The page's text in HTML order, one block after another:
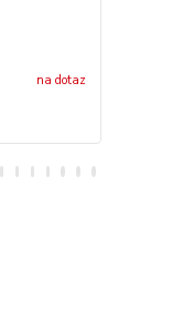
na dotaz